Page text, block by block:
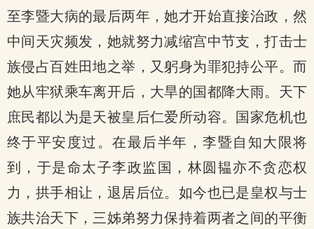
至李暨大病的最后两年，她才开始直接治政，然
中间天灾频发，她就努力减缩宫中节支，打击士
族侵占百姓田地之举，又躬身为罪犯持公平。而
她从牢狱乘车离开后，大旱的国都降大雨。天下
庶民都以为是天被皇后仁爱所动容。国家危机也
终于平安度过。在最后半年，李暨自知大限将
到，于是命太子李政监国，林圆韫亦不贪恋权
力，拱手相让，退居后位。如今也已是皇权与士
族共治天下，三姊弟努力保持着两者之间的平衡